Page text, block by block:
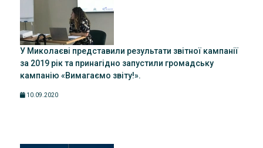
У Миколаєві представили результати звітної кампанії
за 2019 рік та принагідно запустили громадську
кампанію «Вимагаємо звіту!».
10.09.2020